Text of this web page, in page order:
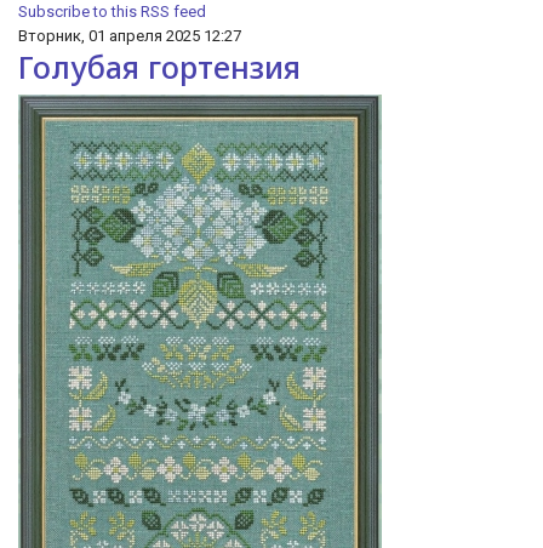
Subscribe to this RSS feed
Вторник, 01 апреля 2025 12:27
Голубая гортензия